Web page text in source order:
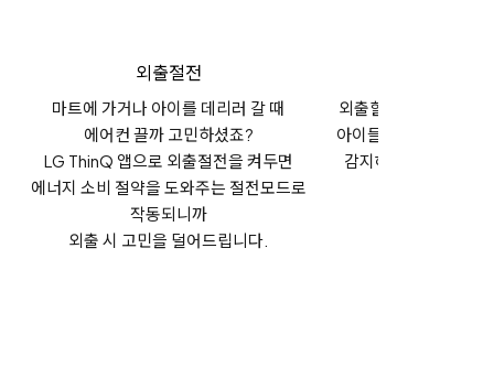
외출절전
마트에 가거나 아이를 데리러 갈 때
에어컨 끌까 고민하셨죠?
LG ThinQ 앱으로 외출절전을 켜두면
에너지 소비 절약을 도와주는 절전모드로
작동되니까
외출 시 고민을 덜어드립니다.
외출할 때 홈모니터링
아이들의 귀가 등 집안
감지해